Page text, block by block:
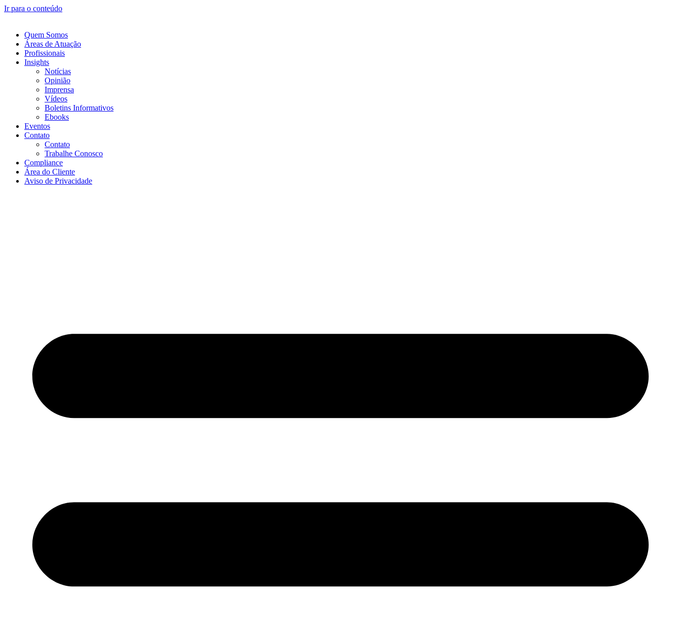
Ir para o conteúdo
Quem Somos
Áreas de Atuação
Profissionais
Insights
Notícias
Opinião
Imprensa
Vídeos
Boletins Informativos
Ebooks
Eventos
Contato
Contato
Trabalhe Conosco
Compliance
Área do Cliente
Aviso de Privacidade